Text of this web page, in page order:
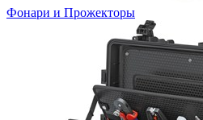
Фонари и Прожекторы